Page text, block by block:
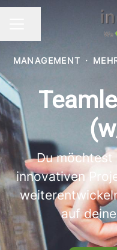
MANAGEMENT ·
Du möchtest
innovativen
auf